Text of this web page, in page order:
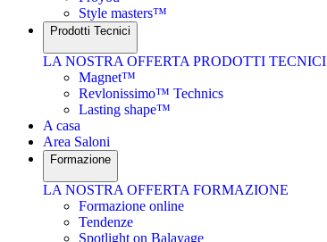
Style masters™
Prodotti Tecnici
LA NOSTRA OFFERTA PRODOTTI TECNICI
Magnet™
Revlonissimo™ Technics
Lasting shape™
A casa
Area Saloni
Formazione
LA NOSTRA OFFERTA FORMAZIONE
Formazione online
Tendenze
Spotlight on Balayage